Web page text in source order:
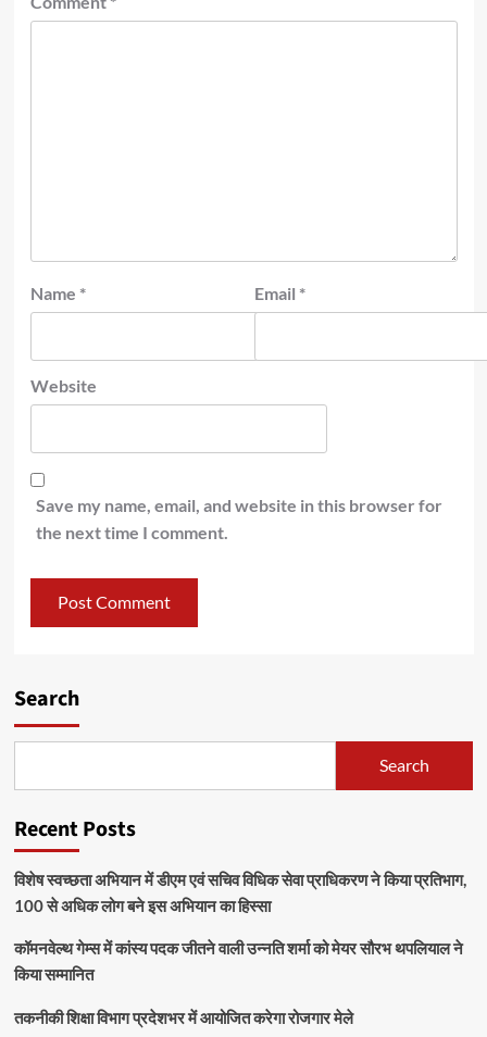
Name * Email *
Website
Save my name, email, and website in this browser for
the next time I comment.
Search
Search
Recent Posts
विशेष स्वच्छता अभियान में डीएम एवं सचिव विधिक सेवा प्राधिकरण ने किया प्रतिभाग,
100 से अधिक लोग बने इस अभियान का हिस्सा
कॉमनवेल्थ गेम्स में कांस्य पदक जीतने वाली उन्नति शर्मा को मेयर सौरभ थपलियाल ने
किया सम्मानित
तकनीकी शिक्षा विभाग प्रदेशभर में आयोजित करेगा रोजगार मेले